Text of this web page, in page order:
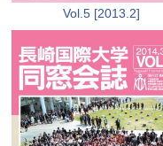
Vol.5 [2013.2]